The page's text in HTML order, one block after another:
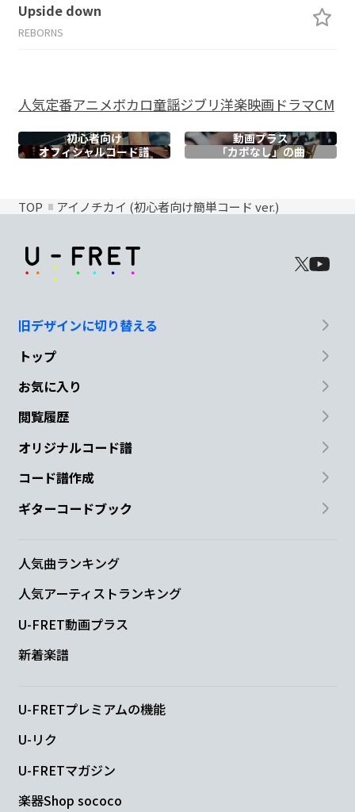
Upside down
REBORNS
人気定番アニメボカロ童謡ジブリ洋楽映画ドラマCM
初心者向け
動画プラス
オフィシャルコード譜 「カポなし」の曲
TOP アイノチカイ (初心者向け簡単コード ver.)
旧デザインに切り替える
トップ
お気に入り
閲覧履歴
オリジナルコード譜
コード譜作成
ギターコードブック
人気曲ランキング
人気アーティストランキング
U-FRET動画プラス
新着楽譜
U-FRETプレミアムの機能
U-リク
U-FRETマガジン
楽器Shop sococo